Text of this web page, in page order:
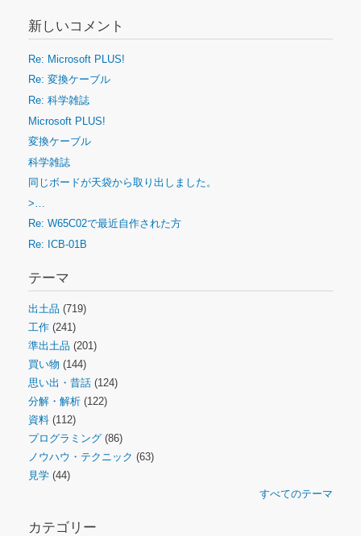
新しいコメント
Re: Microsoft PLUS!
Re: 変換ケーブル
Re: 科学雑誌
Microsoft PLUS!
変換ケーブル
科学雑誌
同じボードが天袋から取り出しました。
>…
Re: W65C02で最近自作された方
Re: ICB-01B
テーマ
出土品 (719)
工作 (241)
準出土品 (201)
買い物 (144)
思い出・昔話 (124)
分解・解析 (122)
資料 (112)
プログラミング (86)
ノウハウ・テクニック (63)
見学 (44)
すべてのテーマ
カテゴリー